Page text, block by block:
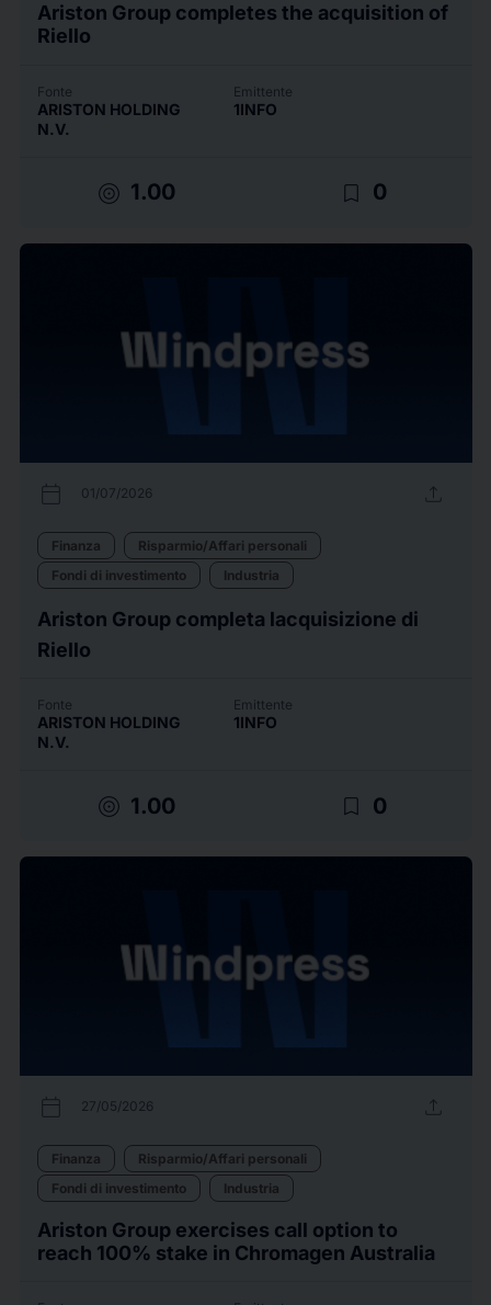
Ariston Group completes the acquisition of
Riello
Fonte
ARISTON HOLDING
N.V.
Emittente
1INFO
target 1.00 bookmark_border 0
calendar_today 01/07/2026 upload
Finanza
Risparmio/Affari personali
Fondi di investimento
Industria
Ariston Group completa lacquisizione di
Riello
Fonte
ARISTON HOLDING
N.V.
Emittente
1INFO
target 1.00 bookmark_border 0
calendar_today 27/05/2026 upload
Finanza
Risparmio/Affari personali
Fondi di investimento
Industria
Ariston Group exercises call option to
reach 100% stake in Chromagen Australia